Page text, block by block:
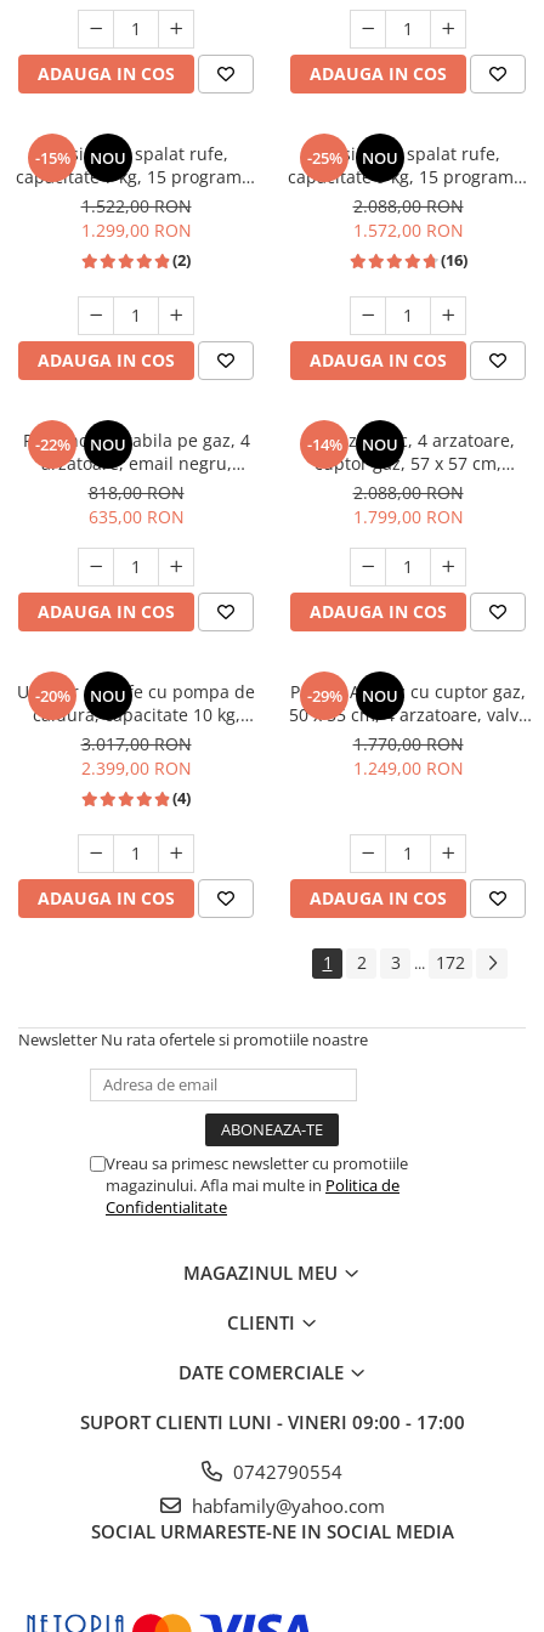
Unelte Gradinarit
Ventilatoare & Sisteme Racire
Aparate de aer conditionat
Zootehnie
Foarfeci tuns oi
Incubatoare oua
ADAUGA IN COS ADAUGA IN COS
-15% NOU
Masina de spalat rufe,
capacitate 7 kg, 15 programe,
afisaj LED, 1200 Rpm, alb,
HEINNER
1.522,00 RON
1.299,00 RON
(2)
ADAUGA IN COS
-25% NOU
Masina de spalat rufe,
capacitate 9 kg, 15 programe,
1400 Rpm, clasa A, Slim,
motor Inverter, Samus WSLI-
9144
2.088,00 RON
1.572,00 RON
(16)
ADAUGA IN COS
-22% NOU
Plita incorporabila pe gaz, 4
arzatoare, email negru,
gratare din fonta, aprindere
electrica, Samus
818,00 RON
635,00 RON
ADAUGA IN COS
-14% NOU
Aragaz rustic, 4 arzatoare,
cuptor gaz, 57 x 57 cm,
rotisor, grill, ventilatie,
aprindere electrica, gratare
fonta, negru + plita inox,
Studio Casa Marco
2.088,00 RON
1.799,00 RON
ADAUGA IN COS
-20% NOU
Uscator de rufe cu pompa de
caldura, capacitate 10 kg,
clasa A++, motor inverter, 14
programe, Heinner
3.017,00 RON
2.399,00 RON
(4)
ADAUGA IN COS
-29% NOU
Pachet Aragaz cu cuptor gaz,
50 x 55 cm, 4 arzatoare, valva
siguranta, Hota traditionala, 2
motoare, 3 viteze, 299-
483m3/h, Alb, Studio Casa
1.770,00 RON
1.249,00 RON
ADAUGA IN COS
1 2 3 ... 172
Newsletter Nu rata ofertele si promotiile noastre
Vreau sa primesc newsletter cu promotiile
magazinului. Afla mai multe in Politica de
Confidentialitate
MAGAZINUL MEU
CLIENTI
DATE COMERCIALE
SUPORT CLIENTI LUNI - VINERI 09:00 - 17:00
0742790554
habfamily@yahoo.com
SOCIAL URMARESTE-NE IN SOCIAL MEDIA